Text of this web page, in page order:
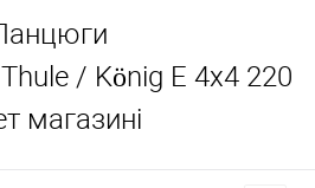
/ König E 4x4 220
магазині